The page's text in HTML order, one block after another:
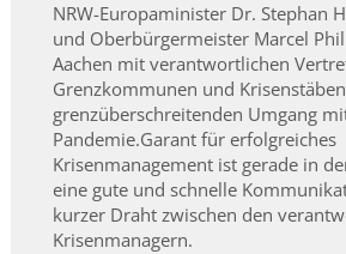
NRW-Europaminister Dr. Stephan
und Oberbürgermeister Marcel
Aachen mit verantwortlichen
Grenzkommunen und
grenzüberschreitenden Umgang
Pandemie.Garant für erfolgreiches
Krisenmanagement ist gerade in
eine gute und schnelle
kurzer Draht zwischen den
Krisenmanagern.